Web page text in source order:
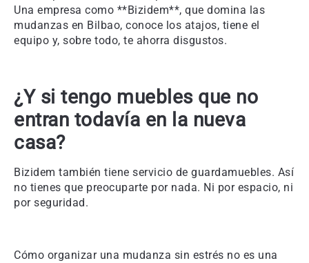
Una empresa como **Bizidem**, que domina las
mudanzas en Bilbao, conoce los atajos, tiene el
equipo y, sobre todo, te ahorra disgustos.
¿Y si tengo muebles que no
entran todavía en la nueva
casa?
Bizidem también tiene servicio de guardamuebles. Así
no tienes que preocuparte por nada. Ni por espacio, ni
por seguridad.
Cómo organizar una mudanza sin estrés no es una